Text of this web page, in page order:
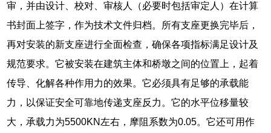
审，并由设计、校对、审核人（必要时包括审定人）在计算
书封面上签字，作为技术文件归档。所有支座更换完毕后，
再对安装的新支座进行全面检查，确保各项指标满足设计及
规范要求。它被安装在建筑主体和桥墩之间的位置上，起着
传导、化解各种作用力的效果。它必须具有足够的承载能
力，以保证安全可靠地传递支座反力。它的水平位移量较
大，承载力为5500KN左右，摩阻系数为0.05。它还可用作